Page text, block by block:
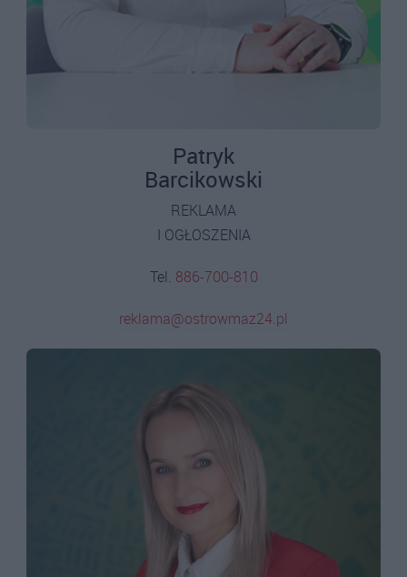
Patryk
Barcikowski
REKLAMA
I OGŁOSZENIA
Tel. 886-700-810
reklama@ostrowmaz24.pl